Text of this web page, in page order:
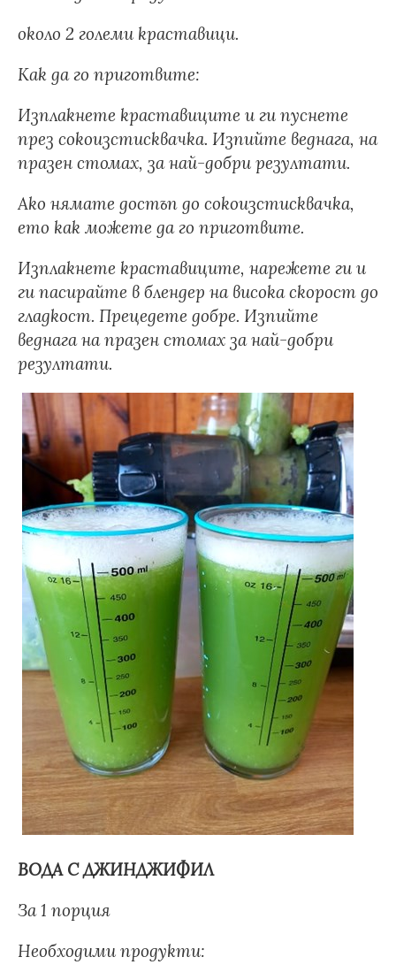
около 2 големи краставици.
Как да го приготвите:
Изплакнете краставиците и ги пуснете
през сокоизстисквачка. Изпийте веднага, на
празен стомах, за най-добри резултати.
Ако нямате достъп до сокоизстисквачка,
ето как можете да го приготвите.
Изплакнете краставиците, нарежете ги и
ги пасирайте в блендер на висока скорост до
гладкост. Прецедете добре. Изпийте
веднага на празен стомах за най-добри
резултати.
ВОДА С ДЖИНДЖИФИЛ
За 1 порция
Необходими продукти: